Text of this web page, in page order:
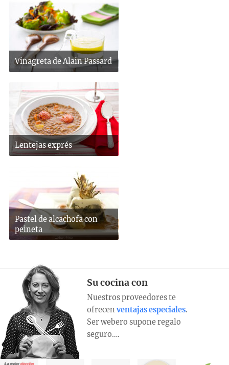
Vinagreta de Alain Passard
Lentejas exprés
Pastel de alcachofa con
peineta
Su cocina con
Nuestros proveedores te
ofrecen ventajas especiales.
Ser webero supone regalo
seguro….